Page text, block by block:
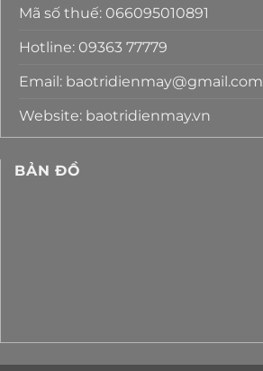
Mã số thuế: 066095010891
Hotline: 09363 77779
Email: baotridienmay@gmail.com
Website: baotridienmay.vn
BẢN ĐỒ